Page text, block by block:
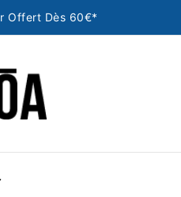
Offert Dès 60€*